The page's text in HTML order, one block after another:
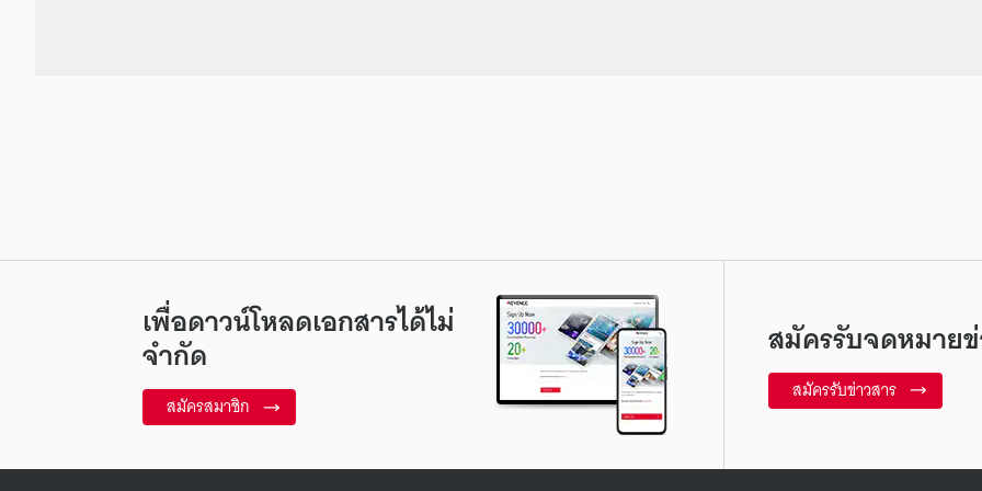
เพื่อดาวน์โหลดเอกสารได้ไม่
จำกัด
สมัครสมาชิก
สมัครรับจดหมาย
สมัครรับข่าวสาร